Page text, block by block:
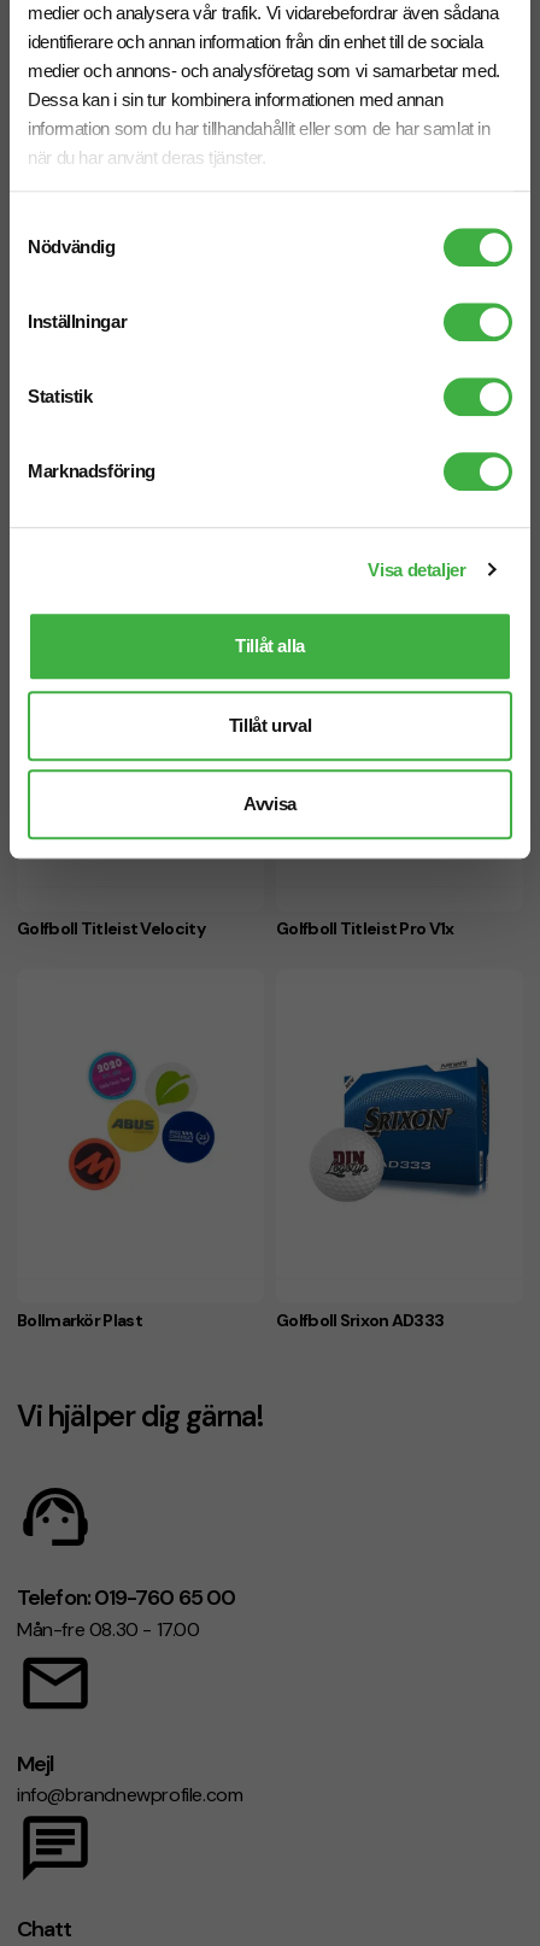
medier och analysera vår trafik. Vi vidarebefordrar även sådana
identifierare och annan information från din enhet till de sociala
medier och annons- och analysföretag som vi samarbetar med.
Dessa kan i sin tur kombinera informationen med annan
information som du har tillhandahållit eller som de har samlat in
när du har använt deras tjänster.
Nödvändig
Inställningar
Statistik
Marknadsföring
Visa detaljer
Tillåt alla
Tillåt urval
Avvisa
Golfboll Titleist Velocity Golfboll Titleist Pro V1x
Bollmarkör Plast Golfboll Srixon AD333
Vi hjälper dig gärna!
Telefon: 019-760 65 00
Mån-fre 08.30 - 17.00
Mejl
info@brandnewprofile.com
Chatt